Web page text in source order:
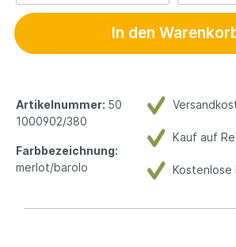
In den
Kauf auf
Kostenlose
Artikelnummer: 50
1000902/380
Farbbezeichnung:
merlot/barolo